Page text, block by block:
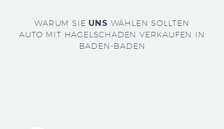
WARUM SIE UNS WÄHLEN SOLLTEN
AUTO MIT HAGELSCHADEN VERKAUFEN IN
BADEN-BADEN